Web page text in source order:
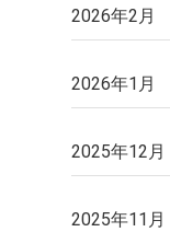
2026年2月
2026年1月
2025年12月
2025年11月